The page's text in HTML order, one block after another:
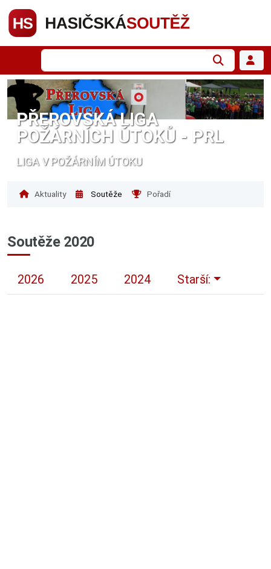
PŘEROVSKÁ LIGA
POŽÁRNÍCH ÚTOKŮ - PRL
LIGA V POŽÁRNÍM ÚTOKU
Aktuality Soutěže Pořadí
Soutěže 2020
2026 2025 2024 Starší: